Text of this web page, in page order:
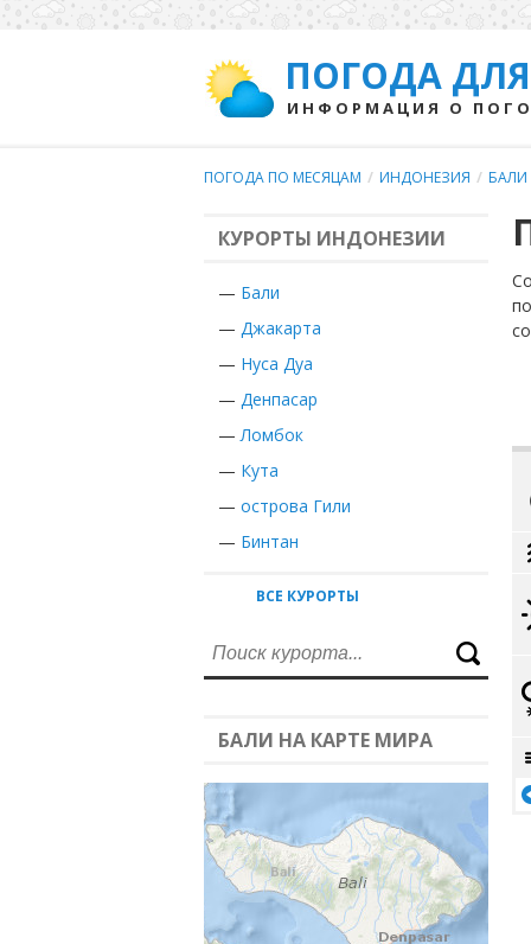
ПОГОДА
ИНФОРМАЦИЯ О
ПОГОДА ПО МЕСЯЦАМ / ИНДОНЕЗИЯ / БАЛИ
КУРОРТЫ ИНДОНЕЗИИ
— Бали
— Джакарта
— Нуса Дуа
— Денпасар
—Ломбок
— Кута
— острова Гили
— Бинтан
ВСЕ КУРОРТЫ
БАЛИ НА КАРТЕ МИРА